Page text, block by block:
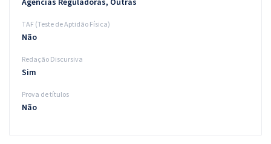
TAF (Teste de Aptidão Física)
Não
Redação Discursiva
Sim
Prova de títulos
Não